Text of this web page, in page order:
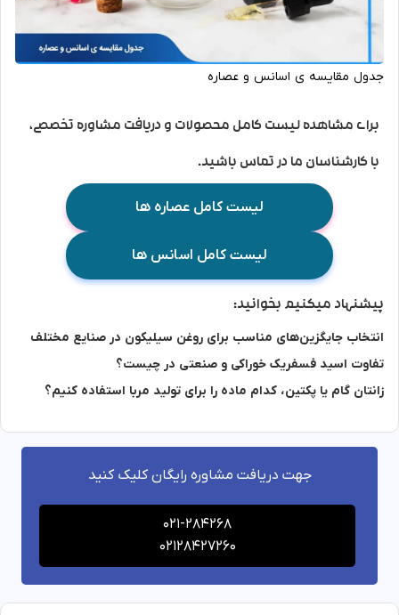
جدول مقایسه ی اسانس و عصاره
برای مشاهده لیست کامل محصولات و دریافت مشاوره تخصصی،
با کارشناسان ما در تماس باشید.
لیست کامل عصاره ها
لیست کامل اسانس ها
پیشنهاد میکنیم بخوانید:
انتخاب جایگزین‌های مناسب برای روغن سیلیکون در صنایع مختلف
تفاوت اسید فسفریک خوراکی و صنعتی در چیست؟
زانتان گام یا پکتین، کدام ماده را برای تولید مربا استفاده کنیم؟
جهت دریافت مشاوره رایگان کلیک کنید
021-284268
02128427260